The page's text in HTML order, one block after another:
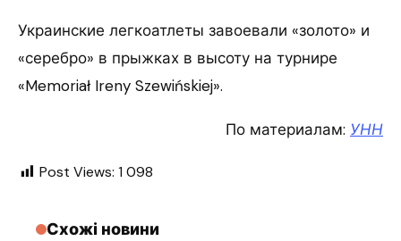
Украинские легкоатлеты завоевали «золото» и
«серебро» в прыжках в высоту на турнире
«Memoriał Ireny Szewińskiej».
По материалам: УНН
Post Views: 1 098
Схожі новини